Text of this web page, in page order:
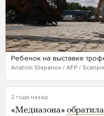
Ребенок на выставке
Anatolii Stepanov / AFP /
2 года назад
«Медиазона» обратила